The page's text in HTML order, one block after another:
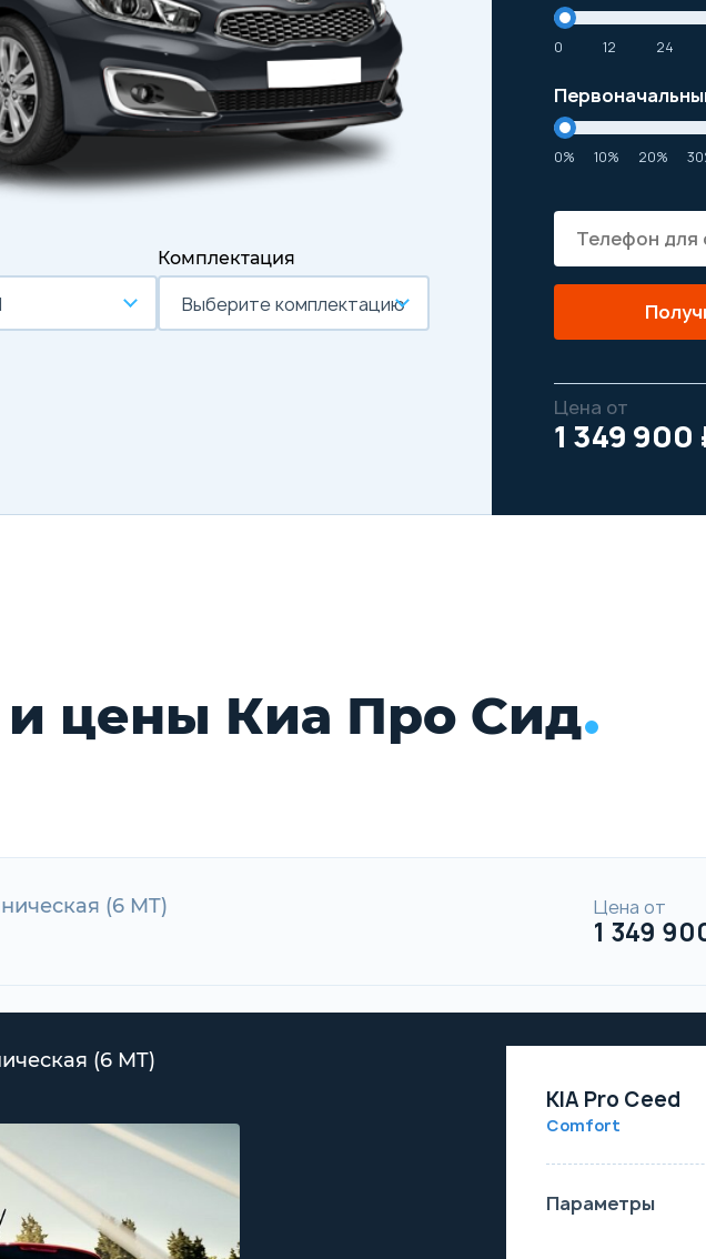
Комплектация
Выберите комплектацию
0 12 24
0% 10% 20%
Цена от
1 349 900
цены Киа Про Сид
(6 MT) Цена от
1 349
(6 MT)
KIA Pro Ceed
Comfort
Параметры